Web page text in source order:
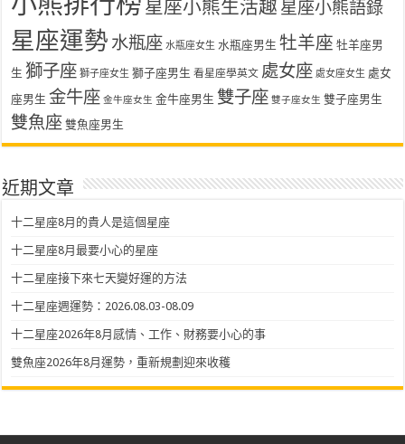
星座小熊生活趣 星座小熊語錄
星座運勢 水瓶座 水瓶座女生 水瓶座男生 牡羊座 牡羊座男
生 獅子座 獅子座女生 獅子座男生 看星座學英文 處女座 處女座女生 處女
座男生 金牛座 金牛座女生 金牛座男生 雙子座 雙子座女生 雙子座男生
雙魚座 雙魚座男生
近期文章
十二星座8月的貴人是這個星座
十二星座8月最要小心的星座
十二星座接下來七天變好運的方法
十二星座週運勢：2026.08.03-08.09
十二星座2026年8月感情、工作、財務要小心的事
雙魚座2026年8月運勢，重新規劃迎來收穫